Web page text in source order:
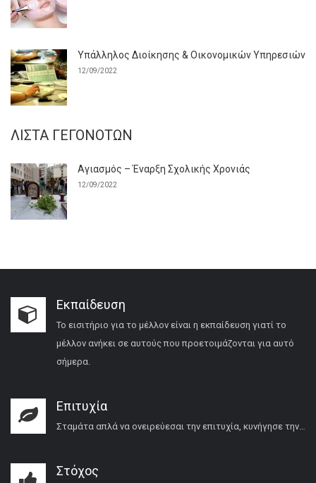
Υπάλληλος Διοίκησης & Οικονομικών Υπηρεσιών
12/09/2022
ΛΊΣΤΑ ΓΕΓΟΝΌΤΩΝ
Αγιασμός – Έναρξη Σχολικής Χρονιάς
12/09/2022
Εκπαίδευση
Το εισιτήριο για το μέλλον είναι η εκπαίδευση γιατί το
μέλλον ανήκει σε αυτούς που προετοιμάζονται για αυτό
σήμερα.
Επιτυχία
Σταμάτα απλά να ονειρεύεσαι την επιτυχία, κυνήγησε την…
Στόχος